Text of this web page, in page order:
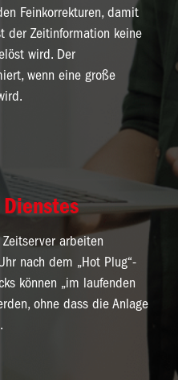
Feinkorrekturen, damit
der Zeitinformation keine
wird. Der
wenn eine große
arbeiten
nach dem „Hot Plug“-
können „im laufenden
ohne dass die Anlage